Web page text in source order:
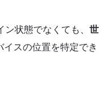
状態でなくても、 世
イスの位置を特定でき